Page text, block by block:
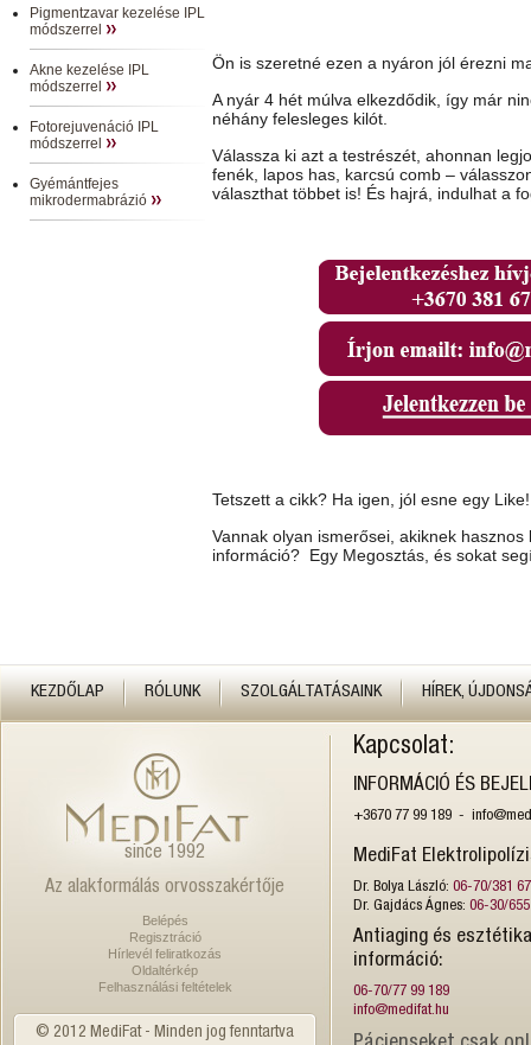
Pigmentzavar kezelése IPL
módszerrel
Akne kezelése IPL
módszerrel
Fotorejuvenáció IPL
módszerrel
Gyémántfejes
mikrodermabrázió
Ön is szeretné ezen a nyáron jól érezni
A nyár 4 hét múlva elkezdődik, így már
néhány felesleges kilót.
Válassza ki azt a testrészét, ahonnan
fenék, lapos has, karcsú comb –
választhat többet is! És hajrá, indulhat a
Tetszett a cikk? Ha igen, jól esne egy Like!
Vannak olyan ismerősei, akiknek
információ? Egy Megosztás, és sokat
KEZDŐLAP RÓLUNK SZOLGÁLTATÁSAINK HÍREK,
since 1992
Az alakformálás orvosszakértője
Belépés
Regisztráció
Hírlevél feliratkozás
Oldaltérkép
Felhasználási feltételek
© 2012 MediFat - Minden jog fenntartva
Kapcsolat:
INFORMÁCIÓ ÉS
+3670 77 99 189 -
MediFat
Dr. Bolya László: 06-70/381
Dr. Gajdács Ágnes: 06-30/
Antiaging és
információ:
06-70/77 99 189
info@medifat.hu